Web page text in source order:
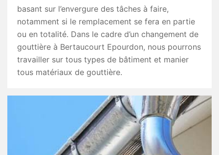
basant sur l’envergure des tâches à faire,
notamment si le remplacement se fera en partie
ou en totalité. Dans le cadre d’un changement de
gouttière à Bertaucourt Epourdon, nous pourrons
travailler sur tous types de bâtiment et manier
tous matériaux de gouttière.